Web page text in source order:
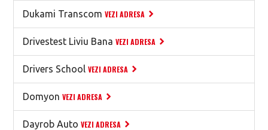
Dukami Transcom VEZI ADRESA
Drivestest Liviu Bana VEZI ADRESA
Drivers School VEZI ADRESA
Domyon VEZI ADRESA
Dayrob Auto VEZI ADRESA